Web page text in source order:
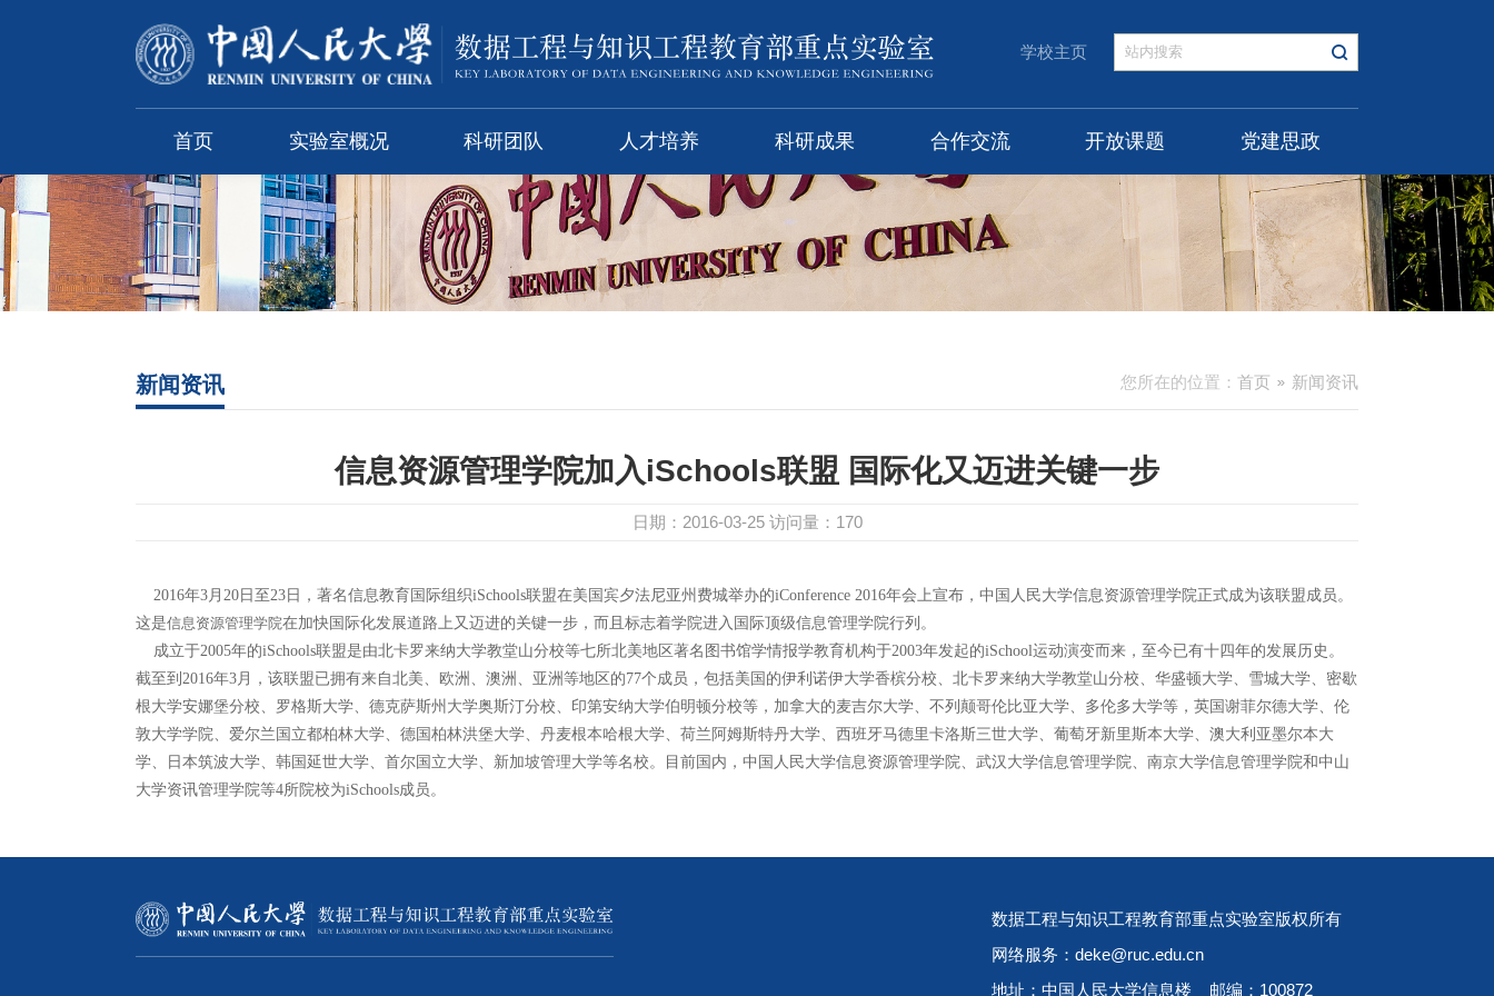
学校主页
首页 实验室概况 科研团队 人才培养 科研成果 合作交流 开放课题 党建思政
您所在的位置： 首页 新闻资讯
新闻资讯
信息资源管理学院加入iSchools联盟 国际化又迈进关键一步
日期：2016-03-25 访问量： 170
2016年3月20日至23日，著名信息教育国际组织iSchools联盟在美国宾夕法尼亚州费城举办的iConference 2016年会上宣布，中国人民大学信息资源管理学院正式成为该联盟成员。
这是信息资源管理学院在加快国际化发展道路上又迈进的关键一步，而且标志着学院进入国际顶级信息管理学院行列。
成立于2005年的iSchools联盟是由北卡罗来纳大学教堂山分校等七所北美地区著名图书馆学情报学教育机构于2003年发起的iSchool运动演变而来，至今已有十四年的发展历史。
截至到2016年3月，该联盟已拥有来自北美、欧洲、澳洲、亚洲等地区的77个成员，包括美国的伊利诺伊大学香槟分校、北卡罗来纳大学教堂山分校、华盛顿大学、雪城大学、密歇
根大学安娜堡分校、罗格斯大学、德克萨斯州大学奥斯汀分校、印第安纳大学伯明顿分校等，加拿大的麦吉尔大学、不列颠哥伦比亚大学、多伦多大学等，英国谢菲尔德大学、伦
敦大学学院、爱尔兰国立都柏林大学、德国柏林洪堡大学、丹麦根本哈根大学、荷兰阿姆斯特丹大学、西班牙马德里卡洛斯三世大学、葡萄牙新里斯本大学、澳大利亚墨尔本大
学、日本筑波大学、韩国延世大学、首尔国立大学、新加坡管理大学等名校。目前国内，中国人民大学信息资源管理学院、武汉大学信息管理学院、南京大学信息管理学院和中山
大学资讯管理学院等4所院校为iSchools成员。
数据工程与知识工程教育部重点实验室版权所有
网络服务：deke@ruc.edu.cn
地址：中国人民大学信息楼 邮编：100872